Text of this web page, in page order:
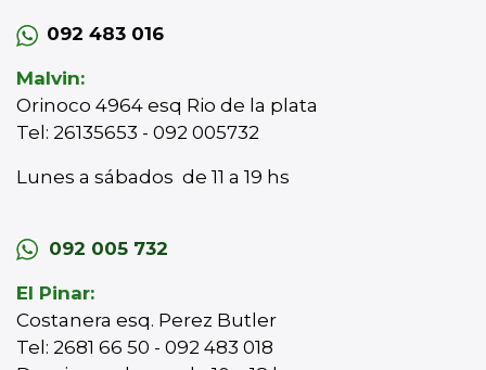
092 483 016
Malvin:
Orinoco 4964 esq Rio de la plata
Tel: 26135653 - 092 005732
Lunes a sábados de 11 a 19 hs
092 005 732
El Pinar:
Costanera esq. Perez Butler
Tel: 2681 66 50 - 092 483 018